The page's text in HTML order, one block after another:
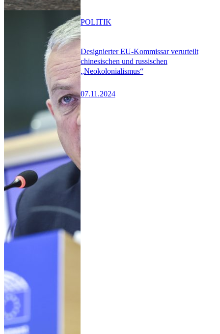
Designierter EU-Kommissar verurteilt
chinesischen und russischen
„Neokolonialismus“
07.11.2024
POLITIK